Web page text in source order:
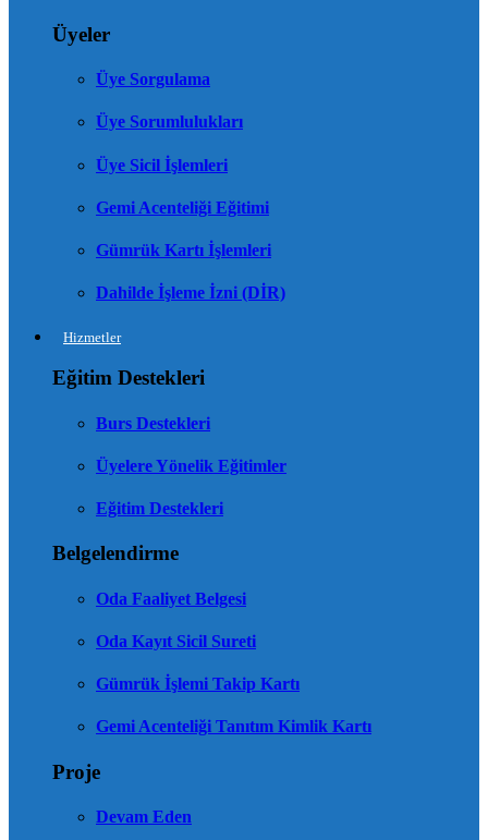
Üyeler
Üye Sorgulama
Üye Sorumlulukları
Üye Sicil İşlemleri
Gemi Acenteliği Eğitimi
Gümrük Kartı İşlemleri
Dahilde İşleme İzni (DİR)
Hizmetler
Eğitim Destekleri
Burs Destekleri
Üyelere Yönelik Eğitimler
Eğitim Destekleri
Belgelendirme
Oda Faaliyet Belgesi
Oda Kayıt Sicil Sureti
Gümrük İşlemi Takip Kartı
Gemi Acenteliği Tanıtım Kimlik Kartı
Proje
Devam Eden